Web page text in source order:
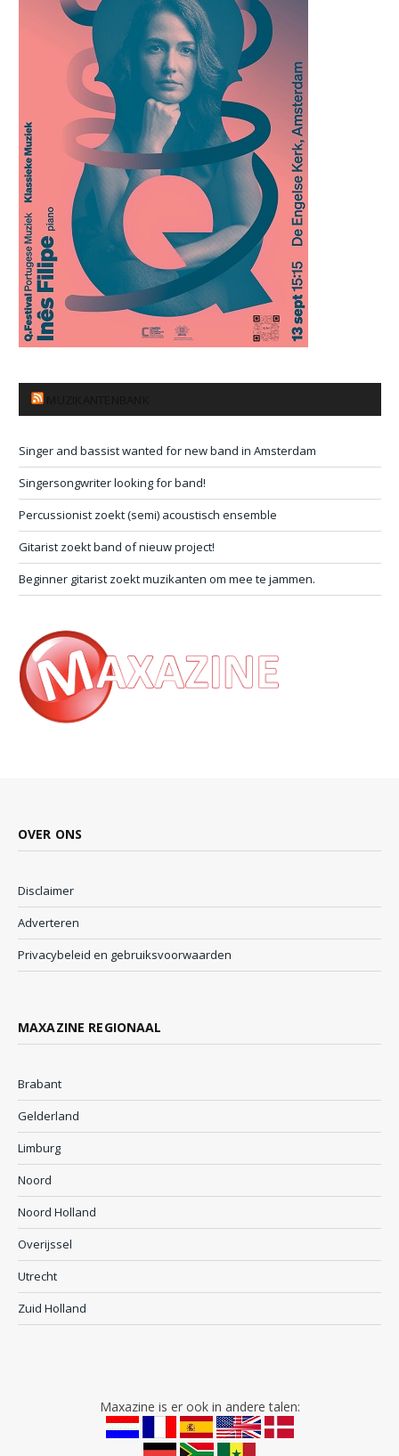
Singer and bassist wanted for new band in Amsterdam
Singersongwriter looking for band!
Percussionist zoekt (semi) acoustisch ensemble
Gitarist zoekt band of nieuw project!
Beginner gitarist zoekt muzikanten om mee te jammen.
OVER ONS
Disclaimer
Adverteren
Privacybeleid en gebruiksvoorwaarden
MAXAZINE REGIONAAL
Brabant
Gelderland
Limburg
Noord
Noord Holland
Overijssel
Utrecht
Zuid Holland
Maxazine is er ook in andere talen: